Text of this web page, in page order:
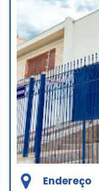
No
tô
Endereço